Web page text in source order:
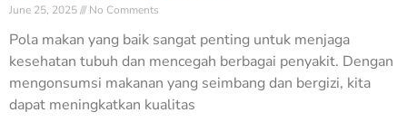
June 25, 2025 No Comments
Pola makan yang baik sangat penting untuk menjaga
kesehatan tubuh dan mencegah berbagai penyakit. Dengan
mengonsumsi makanan yang seimbang dan bergizi, kita
dapat meningkatkan kualitas